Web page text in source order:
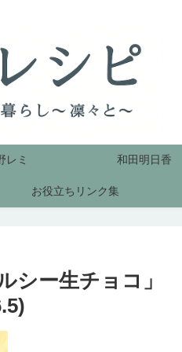
レミ 和田明日香
お役立ちリンク集
シー生チョコ」